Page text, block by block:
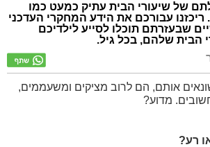
של שיעורי הבית עתיק כמעט כמו
עבורכם את הידע המחקרי העדכני
שבעזרתם תוכלו לסייע לילדיכם
הבית שלהם, בכל גיל.
אותם, הם לרוב מציקים ומשעממים,
מדוע?
רע?